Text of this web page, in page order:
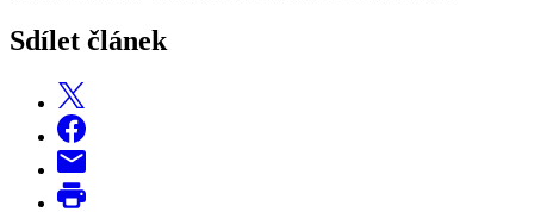
Sdílet článek